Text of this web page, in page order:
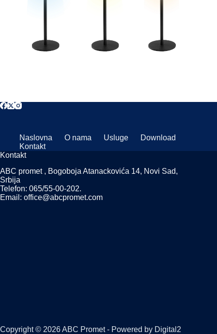
Naslovna O nama Usluge
Download
Kontakt
Kontakt
ABC promet , Bogoboja Atanackovića 14, Novi Sad,
Srbija
Telefon: 065/55-00-202.
Email: office@abcpromet.com
Copyright © 2026 ABC Promet - Powered by Digital2